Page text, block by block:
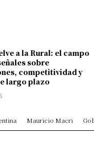
a la Rural: el campo
sobre
competitividad y
largo plazo
Mauricio Macri